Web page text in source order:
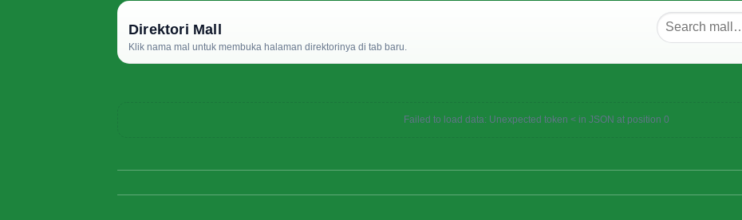
Direktori Mall
Klik nama mal untuk membuka halaman direktorinya di tab baru.
Failed to load data: Unexpected token < in JSON at position 0